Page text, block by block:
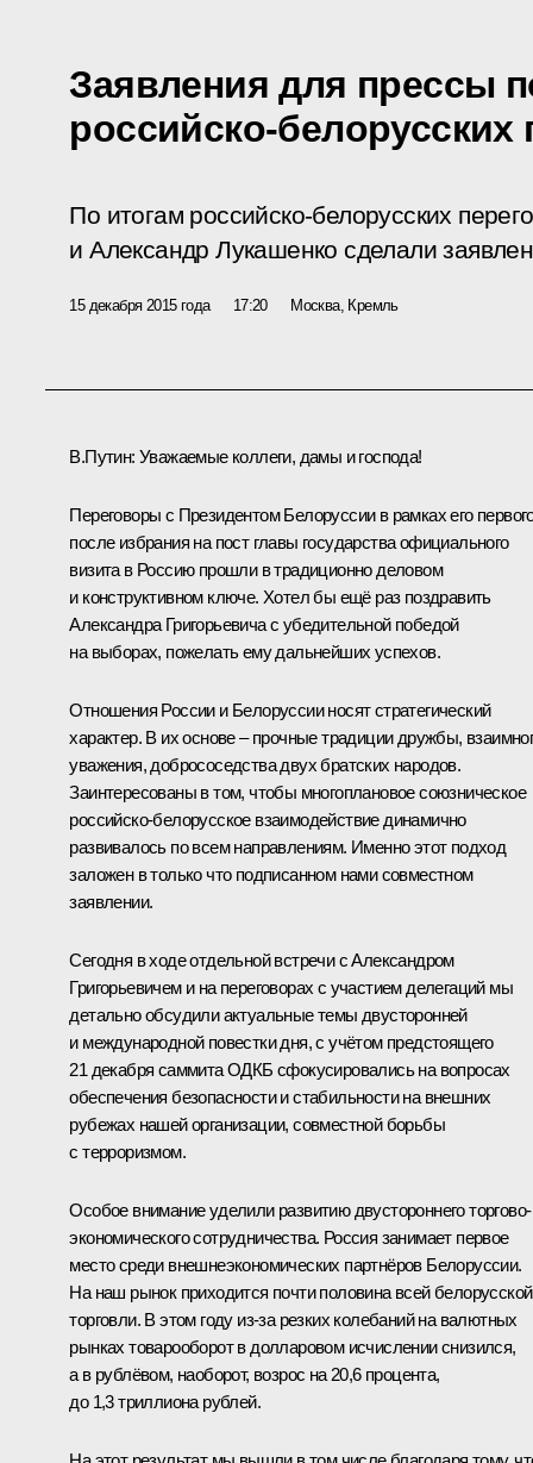
Заявления для прессы
российско-белорусских
По итогам российско-белорусских
и Александр Лукашенко сделали
15 декабря 2015 года 17:20 Москва, Кремль
В.Путин: Уважаемые коллеги, дамы и господа!
Переговоры с Президентом Белоруссии в рамках его
после избрания на пост главы государства официального
визита в Россию прошли в традиционно деловом
и конструктивном ключе. Хотел бы ещё раз поздравить
Александра Григорьевича с убедительной победой
на выборах, пожелать ему дальнейших успехов.
Отношения России и Белоруссии носят стратегический
характер. В их основе – прочные традиции дружбы,
уважения, добрососедства двух братских народов.
Заинтересованы в том, чтобы многоплановое союзническое
российско-белорусское взаимодействие динамично
развивалось по всем направлениям. Именно этот подход
заложен в только что подписанном нами совместном
заявлении.
Сегодня в ходе отдельной встречи с Александром
Григорьевичем и на переговорах с участием делегаций мы
детально обсудили актуальные темы двусторонней
и международной повестки дня, с учётом предстоящего
21 декабря саммита ОДКБ сфокусировались на вопросах
обеспечения безопасности и стабильности на внешних
рубежах нашей организации, совместной борьбы
с терроризмом.
Особое внимание уделили развитию двустороннего торгово-
экономического сотрудничества. Россия занимает первое
место среди внешнеэкономических партнёров Белоруссии.
На наш рынок приходится почти половина всей белорусской
торговли. В этом году из‑за резких колебаний на валютных
рынках товарооборот в долларовом исчислении снизился,
а в рублёвом, наоборот, возрос на 20,6 процента,
до 1,3 триллиона рублей.